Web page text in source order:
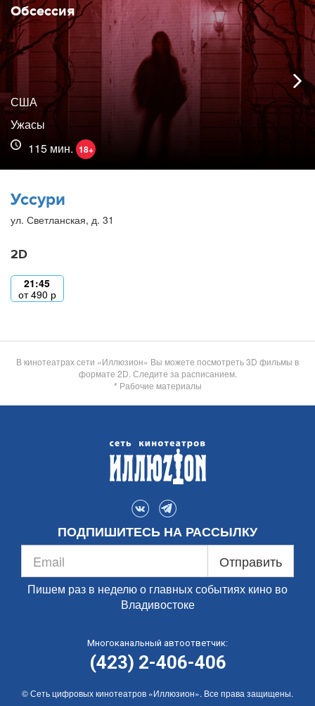
Обсессия
США
Ужасы
115 мин. 18+
Уссури
ул. Светланская, д. 31
2D
21:45
от490 р
В кинотеатрах сети «Иллюзион» Вы можете посмотреть 3D фильмы в
формате 2D. Следите за расписанием.
* Рабочие материалы
ПОДПИШИТЕСЬ НА РАССЫЛКУ
Отправить
Пишем раз в неделю о главных событиях кино во
Владивостоке
Многоканальный автоответчик:
(423) 2-406-406
© Сеть цифровых кинотеатров «Иллюзион». Все права защищены.